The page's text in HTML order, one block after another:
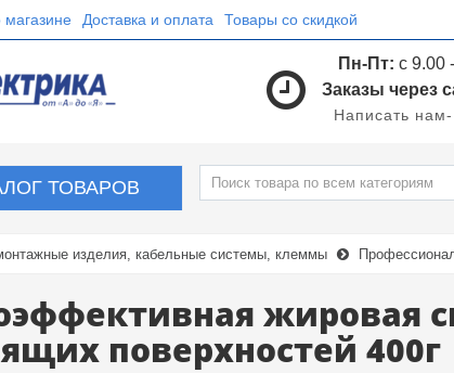
Доставка и оплата Товары со скидкой
Пн-Пт: с 9.00
Заказы через
Написать нам-
ТОВАРОВ
изделия, кабельные системы, клеммы
жировая
поверхностей 400г